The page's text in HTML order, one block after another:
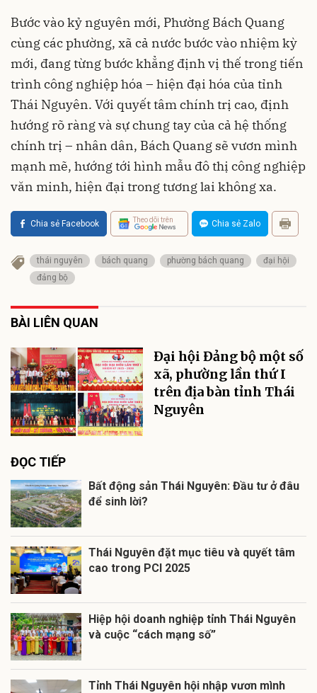
Bước vào kỷ nguyên mới, Phường Bách Quang
cùng các phường, xã cả nước bước vào nhiệm kỳ
mới, đang từng bước khẳng định vị thế trong tiến
trình công nghiệp hóa – hiện đại hóa của tỉnh
Thái Nguyên. Với quyết tâm chính trị cao, định
hướng rõ ràng và sự chung tay của cả hệ thống
chính trị – nhân dân, Bách Quang sẽ vươn mình
mạnh mẽ, hướng tới hình mẫu đô thị công nghiệp
văn minh, hiện đại trong tương lai không xa.
Chia sẻ Facebook Theo dõi trên Chia sẻ Zalo
thái nguyên bách quang phường bách quang
đại hội
đảng bộ
BÀI LIÊN QUAN
Đại hội Đảng bộ một số
xã, phường lần thứ I
trên địa bàn tỉnh Thái
Nguyên
ĐỌC TIẾP
Bất động sản Thái Nguyên: Đầu tư ở đâu
để sinh lời?
Thái Nguyên đặt mục tiêu và quyết tâm
cao trong PCI 2025
Hiệp hội doanh nghiệp tỉnh Thái Nguyên
và cuộc “cách mạng số”
Tỉnh Thái Nguyên hội nhập vươn mình